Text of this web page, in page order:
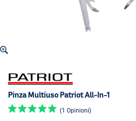
Pinza Multiuso Patriot All-In-1
(1 Opinioni)